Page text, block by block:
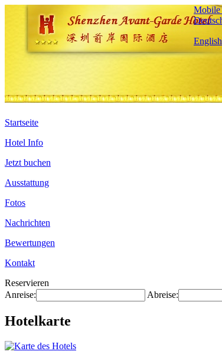
Mobile
English
Startseite
Hotel Info
Jetzt buchen
Ausstattung
Fotos
Nachrichten
Bewertungen
Kontakt
Reservieren
Anreise:
Abreise:
Hotelkarte